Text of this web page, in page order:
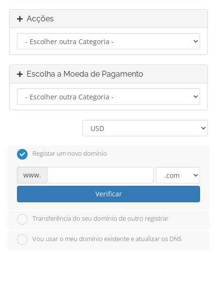
Acções
Escolha a Moeda de Pagamento
Registar um novo domínio
www.
Verificar
Transferência do seu domínio de outro registrar
Vou usar o meu domínio existente e atualizar os DNS